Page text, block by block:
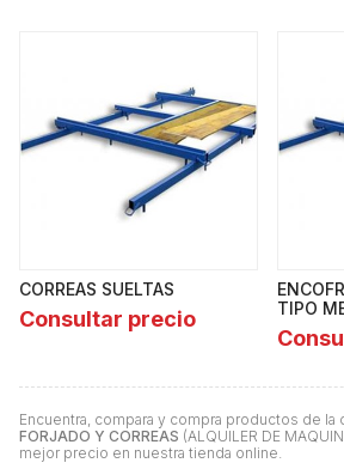
Encuentra, compara y compra productos de la
FORJADO Y CORREAS (ALQUILER DE
mejor precio en nuestra tienda online.
CORREAS SUELTAS
Consultar precio
TIPO